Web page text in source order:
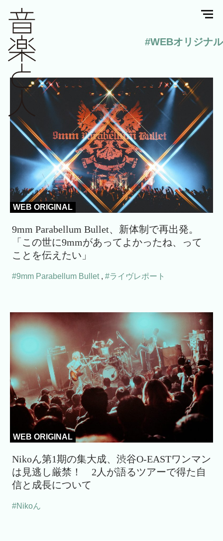
#WEBオリジナル
WEB ORIGINAL
9mm Parabellum Bullet、新体制で再出発。
「この世に9mmがあってよかったね、って
ことを伝えたい」
#9mm Parabellum Bullet , #ライヴレポート
WEB ORIGINAL
Nikoん第1期の集大成、渋谷O-EASTワンマン
は見逃し厳禁！ 2人が語るツアーで得た自
信と成長について
#Nikoん